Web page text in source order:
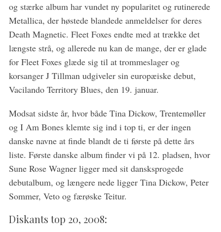
og stærke album har vundet ny popularitet og rutinerede
Metallica, der høstede blandede anmeldelser for deres
Death Magnetic. Fleet Foxes endte med at trække det
længste strå, og allerede nu kan de mange, der er glade
for Fleet Foxes glæde sig til at trommeslager og
korsanger J Tillman udgiveler sin europæiske debut,
Vacilando Territory Blues, den 19. januar.
Modsat sidste år, hvor både Tina Dickow, Trentemøller
og I Am Bones klemte sig ind i top ti, er der ingen
danske navne at finde blandt de ti første på dette års
liste. Første danske album finder vi på 12. pladsen, hvor
Sune Rose Wagner ligger med sit dansksprogede
debutalbum, og længere nede ligger Tina Dickow, Peter
Sommer, Veto og færøske Teitur.
Diskants top 20, 2008: